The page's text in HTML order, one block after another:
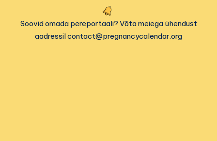
Soovid omada pereportaali? Võta meiega ühendust
aadressil contact@pregnancycalendar.org